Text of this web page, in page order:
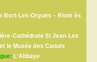
Bort-Les-Orgues – Riom ès
Cathédrale St Jean-Les
le Musée des Canuts
L’Abbaye